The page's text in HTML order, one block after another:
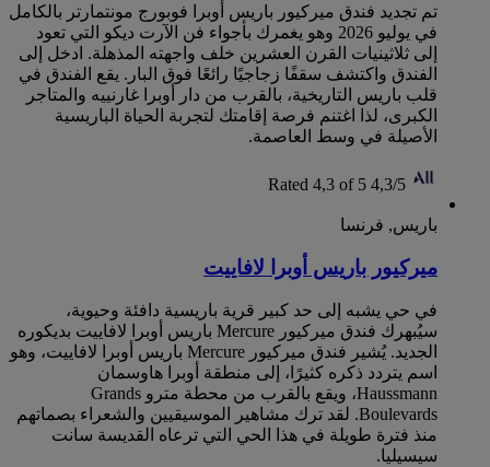
تم تجديد فندق ميركيور باريس أوبرا فوبورج مونتمارتر بالكامل
في يوليو 2026 وهو يغمرك بأجواء فن الآرت ديكو التي تعود
إلى ثلاثينيات القرن العشرين خلف واجهته المذهلة. ادخل إلى
الفندق واكتشف سقفًا زجاجيًا رائعًا فوق البار. يقع الفندق في
قلب باريس التاريخية، بالقرب من دار أوبرا غارنييه والمتاجر
الكبرى، لذا اغتنم فرصة إقامتك لتجربة الحياة الباريسية
الأصيلة في وسط العاصمة.
4,3/5
Rated 4,3 of 5
باريس, فرنسا
ميركيور باريس أوبرا لافاييت
في حي يشبه إلى حد كبير قرية باريسية دافئة وحيوية،
سيُبهرك فندق ميركيور Mercure باريس أوبرا لافاييت بديكوره
الجديد. يُشير فندق ميركيور Mercure باريس أوبرا لافاييت، وهو
اسم يتردد ذكره كثيرًا، إلى منطقة أوبرا هاوسمان
Haussmann، ويقع بالقرب من محطة مترو Grands
Boulevards. لقد ترك مشاهير الموسيقيين والشعراء بصماتهم
منذ فترة طويلة في هذا الحي التي ترعاه القديسة سانت
سيسيليا.